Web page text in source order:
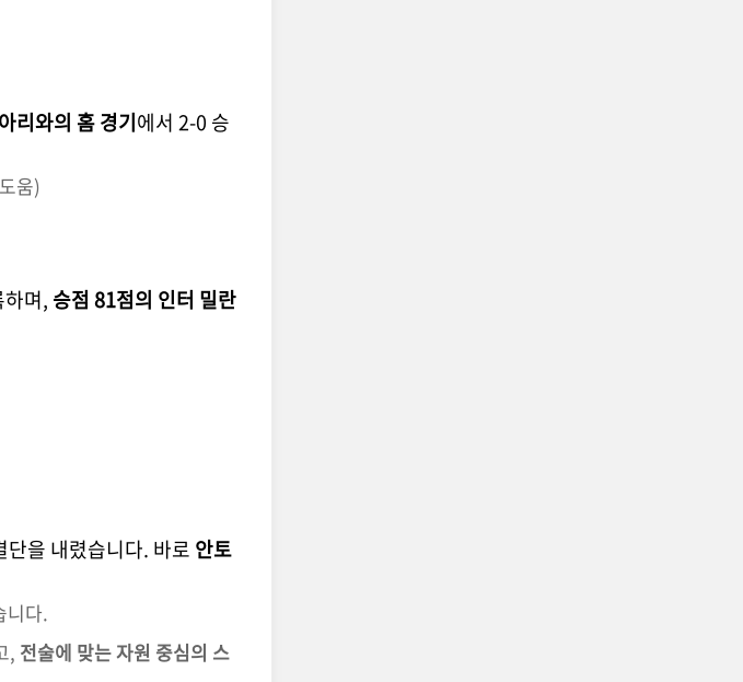
리와의 홈 경기에서 2-0 승
움)
며, 승점 81점의 인터 밀란
단을 내렸습니다. 바로 안토
니다.
, 전술에 맞는 자원 중심의 스